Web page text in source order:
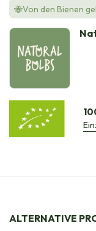
🐝Von den Bienen
ALTERNATIVE